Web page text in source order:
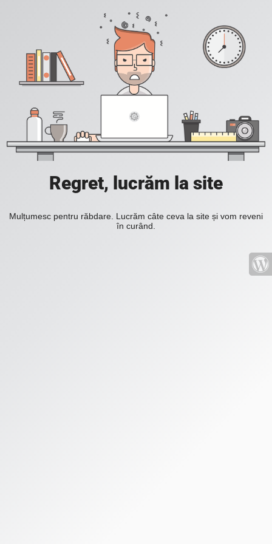
Regret, lucrăm la site
Mulțumesc pentru răbdare. Lucrăm câte ceva la site și vom reveni
în curând.